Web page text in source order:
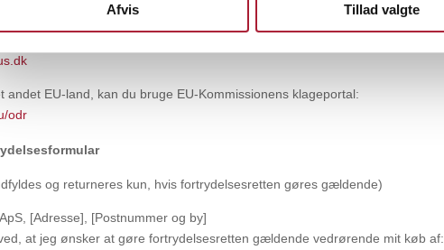
Afvis Tillad valgte
andet EU-land, kan du bruge EU-Kommissionens klageportal:
odr
og returneres kun, hvis fortrydelsesretten gøres gældende)
[Adresse], [Postnummer og by]
at jeg ønsker at gøre fortrydelsesretten gældende vedrørende mit køb af: